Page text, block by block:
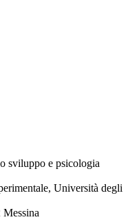
sviluppo e psicologia
Università degli